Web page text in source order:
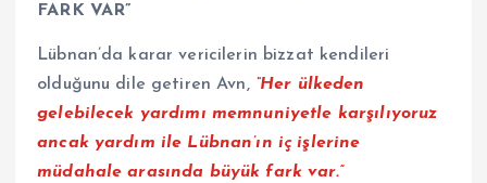
FARK VAR”
Lübnan’da karar vericilerin bizzat kendileri
olduğunu dile getiren Avn, “Her ülkeden
gelebilecek yardımı memnuniyetle karşılıyoruz
ancak yardım ile Lübnan’ın iç işlerine
müdahale arasında büyük fark var.”